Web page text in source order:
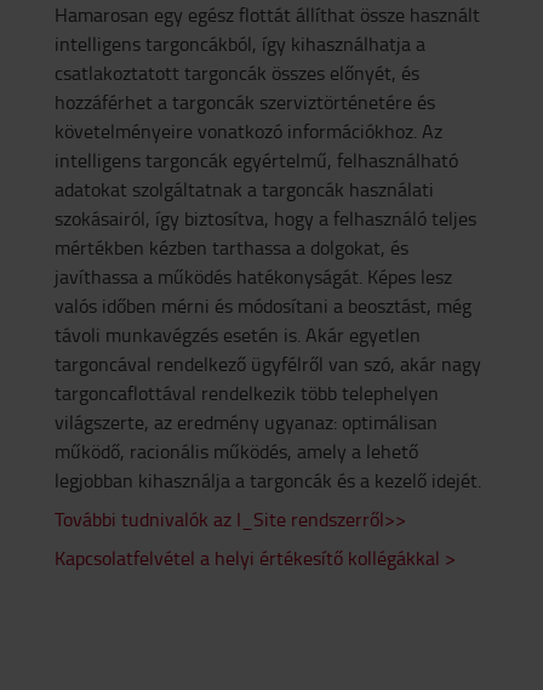
Hamarosan egy egész flottát állíthat össze használt
intelligens targoncákból, így kihasználhatja a
csatlakoztatott targoncák összes előnyét, és
hozzáférhet a targoncák szerviztörténetére és
követelményeire vonatkozó információkhoz. Az
intelligens targoncák egyértelmű, felhasználható
adatokat szolgáltatnak a targoncák használati
szokásairól, így biztosítva, hogy a felhasználó teljes
mértékben kézben tarthassa a dolgokat, és
javíthassa a működés hatékonyságát. Képes lesz
valós időben mérni és módosítani a beosztást, még
távoli munkavégzés esetén is. Akár egyetlen
targoncával rendelkező ügyfélről van szó, akár nagy
targoncaflottával rendelkezik több telephelyen
világszerte, az eredmény ugyanaz: optimálisan
működő, racionális működés, amely a lehető
legjobban kihasználja a targoncák és a kezelő idejét.
További tudnivalók az I_Site rendszerről>>
Kapcsolatfelvétel a helyi értékesítő kollégákkal >